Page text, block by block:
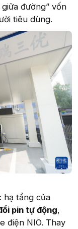
đường” vốn
tiêu dùng.
hạ tầng của
pin tự động,
điện NIO. Thay